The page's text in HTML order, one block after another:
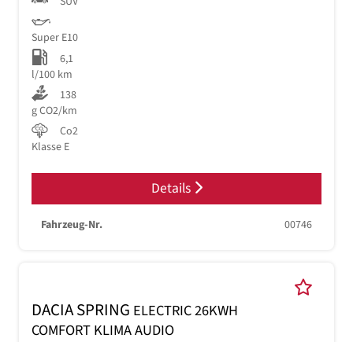
Super E10
6,1
l/100 km
138
g CO2/km
Co2
Klasse E
Details
Fahrzeug-Nr. 00746
DACIA SPRING ELECTRIC 26KWH
COMFORT KLIMA AUDIO